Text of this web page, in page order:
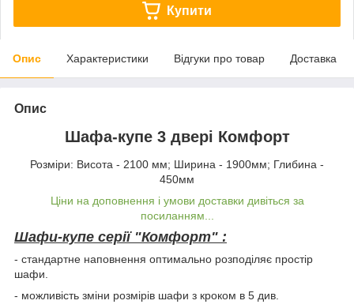
Купити
Опис Характеристики Відгуки про товар Доставка
Опис
Шафа-купе 3 двері Комфорт
Розміри: Висота - 2100 мм; Ширина - 1900мм; Глибина -
450мм
Ціни на доповнення і умови доставки дивіться за
посиланням...
Шафи-купе серії "Комфорт" :
- стандартне наповнення оптимально розподіляє простір
шафи.
- можливість зміни розмірів шафи з кроком в 5 див.